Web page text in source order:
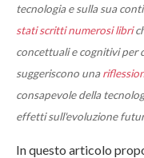
tecnologia e sulla sua
stati scritti numerosi libri
concettuali e cognitivi per
suggeriscono una
consapevole della
effetti sull'evoluzione
In questo articolo